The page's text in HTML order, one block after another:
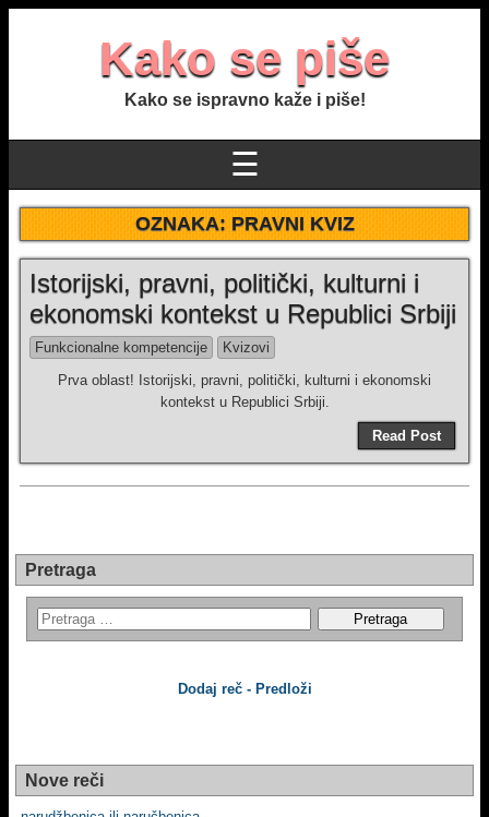
Kako se piše
Kako se ispravno kaže i piše!
☰
OZNAKA:PRAVNI KVIZ
Istorijski, pravni, politički, kulturni i
ekonomski kontekst u Republici Srbiji
Funkcionalne kompetencije
Kvizovi
Prva oblast! Istorijski, pravni, politički, kulturni i ekonomski
kontekst u Republici Srbiji.
Read Post
Pretraga
Dodaj reč - Predloži
Nove reči